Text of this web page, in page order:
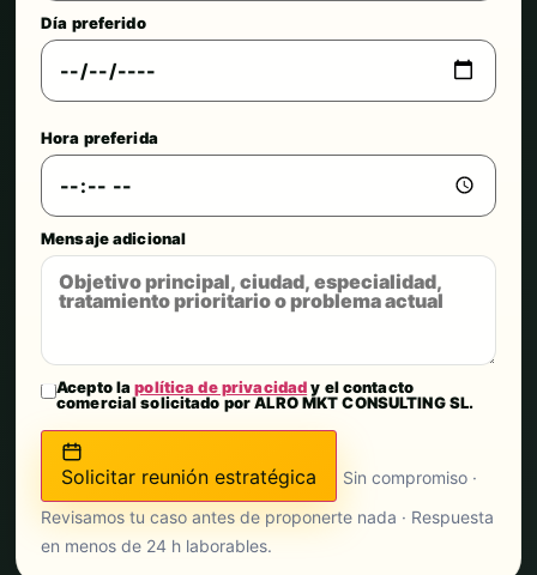
Día preferido
Hora preferida
Mensaje adicional
Acepto lapolítica de privacidady el contacto
comercial solicitado por ALRO MKT CONSULTING SL.
Solicitar reunión estratégica
Sin compromiso ·
Revisamos tu caso antes de proponerte nada · Respuesta
en menos de 24 h laborables.